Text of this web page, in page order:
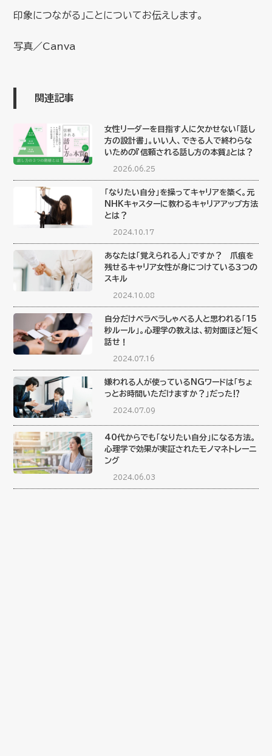
印象につながる」ことについてお伝えします。
写真／Canva
関連記事
女性リーダーを目指す人に欠かせない「話し
方の設計書」。いい人、できる人で終わらな
いための『信頼される話し方の本質』とは？
2026.06.25
「なりたい自分」を操ってキャリアを築く。元
NHKキャスターに教わるキャリアアップ方法
とは？
2024.10.17
あなたは「覚えられる人」ですか？ 爪痕を
残せるキャリア女性が身につけている３つの
スキル
2024.10.08
自分だけベラベラしゃべる人と思われる「15
秒ルール」。心理学の教えは、初対面ほど短く
話せ！
2024.07.16
嫌われる人が使っているNGワードは「ちょ
っとお時間いただけますか？」だった⁉︎
2024.07.09
40代からでも「なりたい自分」になる方法。
心理学で効果が実証されたモノマネトレーニ
ング
2024.06.03